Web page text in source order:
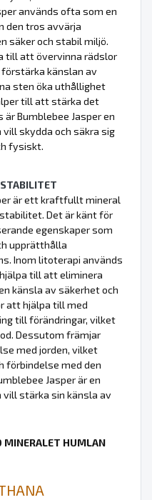
används ofta som en
den tros avvärja
säker och stabil miljö.
till att övervinna rädslor
förstärka känslan av
sten öka uthållighet
till att stärka det
Bumblebee Jasper en
skydda och säkra sig
fysiskt.
är ett kraftfullt mineral
Det är känt för
egenskaper som
upprätthålla
Inom litoterapi används
till att eliminera
känsla av säkerhet och
att hjälpa till med
till förändringar, vilket
Dessutom främjar
med jorden, vilket
förbindelse med den
Jasper är en
stärka sin känsla av
MINERALET HUMLAN